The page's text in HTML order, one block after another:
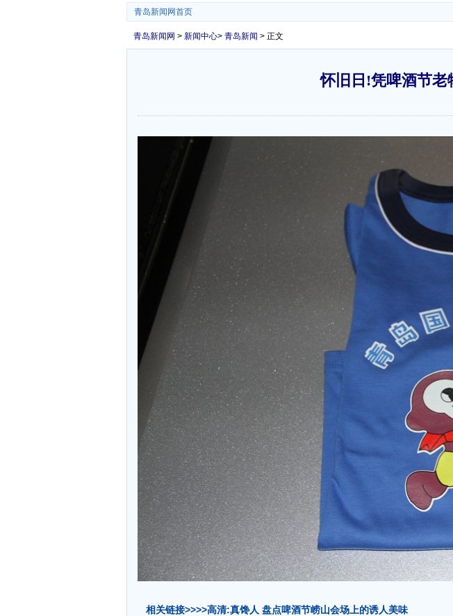
青岛新闻网首页
青岛新闻网 > 新闻中心> 青岛新闻 > 正文
怀旧日!凭啤酒节老
相关链接>>>>高清:真馋人 盘点啤酒节崂山会场上的诱人美味